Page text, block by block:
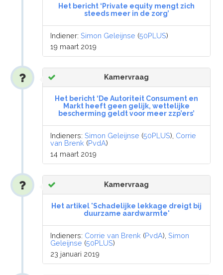
Het bericht ‘Private equity mengt zich
steeds meer in de zorg’
Indiener:Simon Geleijnse (50PLUS)
19 maart 2019
Kamervraag
Het bericht ‘De Autoriteit Consument en
Markt heeft geen gelijk, wettelijke
bescherming geldt voor meer zzp’ers’
Indieners:Simon Geleijnse (50PLUS), Corrie
van Brenk (PvdA)
14 maart 2019
Kamervraag
Het artikel 'Schadelijke lekkage dreigt bij
duurzame aardwarmte'
Indieners: Corrie van Brenk (PvdA),Simon
Geleijnse (50PLUS)
23 januari 2019